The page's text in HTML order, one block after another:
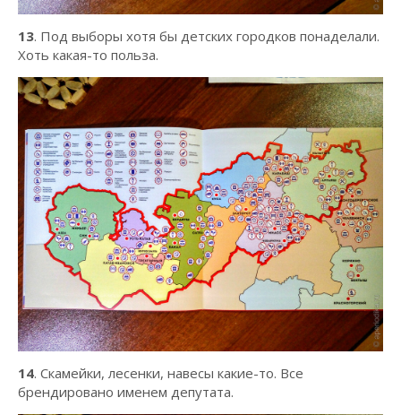
13. Под выборы хотя бы детских городков понаделали.
Хоть какая-то польза.
14. Скамейки, лесенки, навесы какие-то. Все
брендировано именем депутата.